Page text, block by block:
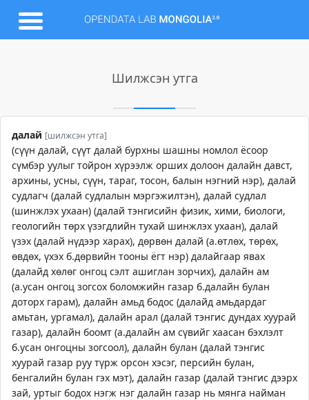
Шилжсэн утга
далай [шилжсэн утга]
(сүүн далай, сүүт далай бурхны шашны номлол ёсоор
сүмбэр уулыг тойрон хүрээлж орших долоон далайн давст,
архины, усны, сүүн, тараг, тосон, балын нэгний нэр), далай
судлагч (далай судлалын мэргэжилтэн), далай судлал
(шинжлэх ухаан) (далай тэнгисийн физик, хими, биологи,
геологийн төрх үзэгдлийн тухай шинжлэх ухаан), далай
үзэх (далай нүдээр харах), дөрвөн далай (а.өтлөх, төрөх,
өвдөх, үхэх б.дөрвийн тооны ёгт нэр) далайгаар явах
(далайд хөлөг онгоц сэлт ашиглан зорчих), далайн ам
(а.усан онгоц зогсох боломжийн газар б.далайн булан
доторх гарам), далайн амьд бодос (далайд амьдардаг
амьтан, ургамал), далайн арал (далай тэнгис дундах хуурай
газар), далайн боомт (а.далайн ам сүвийг хаасан бэхлэлт
б.усан онгоцны зогсоол), далайн булан (далай тэнгис
хуурай газар руу түрж орсон хэсэг, персийн булан,
бенгалийн булан гэх мэт), далайн газар (далай тэнгис дээрх
зай, уртыг бодох нэгж нэг далайн газар нь мянга найман